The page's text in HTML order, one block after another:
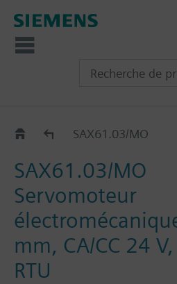
SAX.. SAX61.03/MO
SAX61.03/MO
Servomoteur
mm, CA/CC 24
RTU